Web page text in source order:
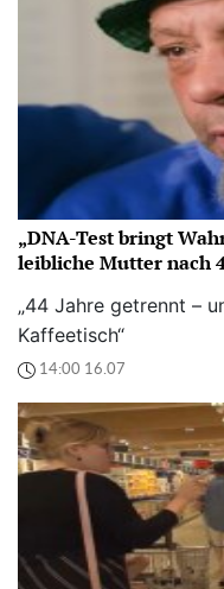
„DNA-Test bringt
leibliche Mutter nach
„44 Jahre getrennt –
Kaffeetisch“
14:00 16.07